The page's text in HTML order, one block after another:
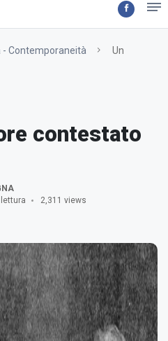
- Contemporaneità
Un
contestato
2,311 views